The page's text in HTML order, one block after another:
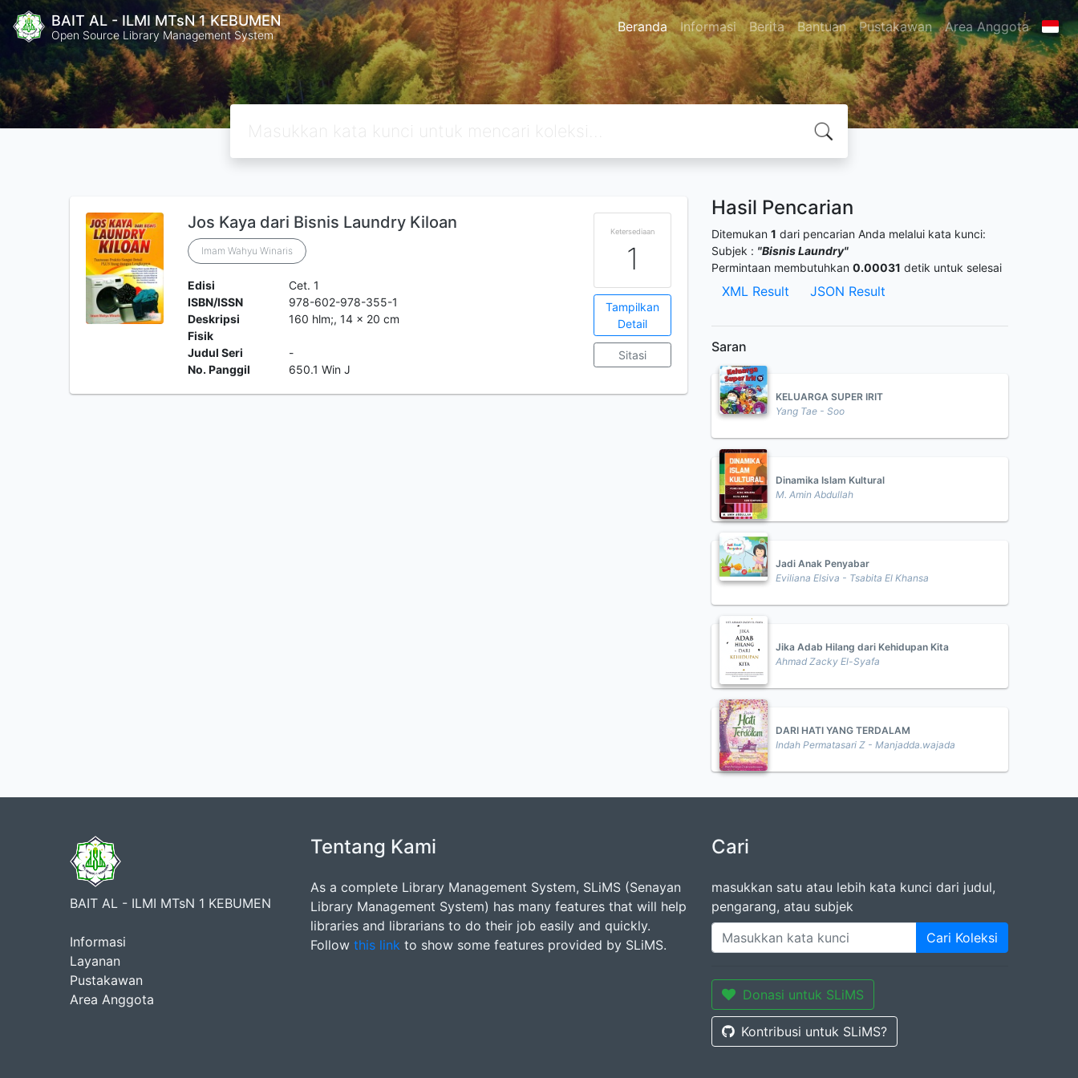
BAIT AL - ILMI MTsN 1 KEBUMEN
Open Source Library Management System Beranda Informasi Berita Bantuan Pustakawan Area Anggota
Jos Kaya dari Bisnis Laundry Kiloan
Imam Wahyu Winaris
Edisi
Cet. 1
ISBN/ISSN
978-602-978-355-1
Deskripsi
Fisik
160 hlm;, 14 x 20 cm
Judul Seri
-
No. Panggil
650.1 Win J
Ketersediaan
1
Tampilkan
Detail
Sitasi
Hasil Pencarian
Ditemukan 1 dari pencarian Anda melalui kata kunci:
Subjek : "Bisnis Laundry"
Permintaan membutuhkan 0.00031 detik untuk selesai
XML Result JSON Result
Saran
KELUARGA SUPER IRIT
Yang Tae - Soo
Dinamika Islam Kultural
M. Amin Abdullah
Jadi Anak Penyabar
Eviliana Elsiva - Tsabita El Khansa
Jika Adab Hilang dari Kehidupan Kita
Ahmad Zacky El-Syafa
DARI HATI YANG TERDALAM
Indah Permatasari Z - Manjadda.wajada
BAIT AL - ILMI MTsN 1 KEBUMEN
Informasi
Layanan
Pustakawan
Area Anggota
Tentang Kami
As a complete Library Management System, SLiMS (Senayan
Library Management System) has many features that will help
libraries and librarians to do their job easily and quickly.
Follow this link to show some features provided by SLiMS.
Cari
masukkan satu atau lebih kata kunci dari judul,
pengarang, atau subjek
Cari Koleksi
Donasi untuk SLiMS
Kontribusi untuk SLiMS?